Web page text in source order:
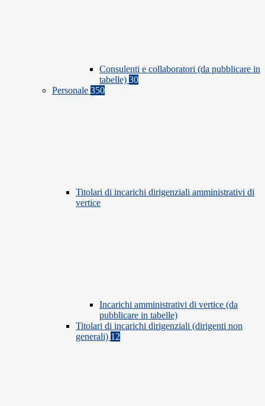
Consulenti e collaboratori (da pubblicare in
tabelle) 30
Personale 350
Titolari di incarichi dirigenziali amministrativi di
vertice
Incarichi amministrativi di vertice (da
pubblicare in tabelle)
Titolari di incarichi dirigenziali (dirigenti non
generali) 12